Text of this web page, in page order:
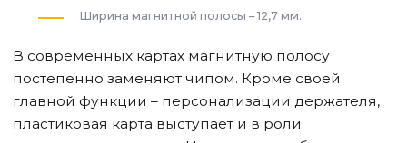
Ширина магнитной полосы – 12,7 мм.
В современных картах магнитную полосу
постепенно заменяют чипом. Кроме своей
главной функции – персонализации держателя,
пластиковая карта выступает и в роли